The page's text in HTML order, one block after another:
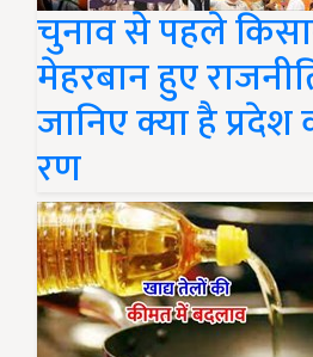
चुनाव से पहले
मेहरबान हुए
जानिए क्या है प्रदेश
रण